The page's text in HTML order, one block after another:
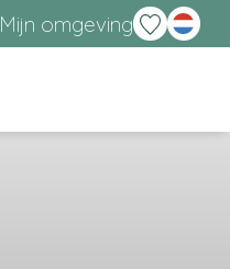
Mijn omgevingEnglish